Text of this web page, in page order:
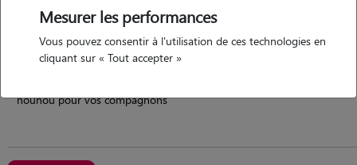
maison
5/5 (31 avis)
nounou pour vos compagnons
Mesurer les performances
Vous pouvez consentir à l'utilisation de ces technologies en
cliquant sur « Tout accepter »